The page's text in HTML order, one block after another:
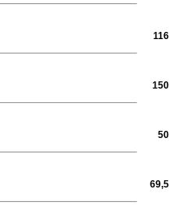
116
150
50
69,5